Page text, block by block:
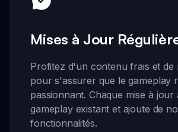
Mises à Jour
Profitez d'un contenu frais et de
pour s'assurer que le gameplay
passionnant. Chaque mise à jour
gameplay existant et ajoute de
fonctionnalités.